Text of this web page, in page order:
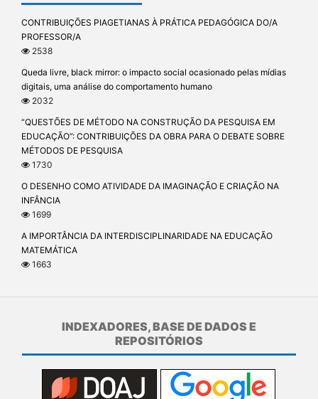
CONTRIBUIÇÕES PIAGETIANAS À PRÁTICA PEDAGÓGICA DO/A
PROFESSOR/A
2538
Queda livre, black mirror: o impacto social ocasionado pelas mídias
digitais, uma análise do comportamento humano
2032
“QUESTÕES DE MÉTODO NA CONSTRUÇÃO DA PESQUISA EM
EDUCAÇÃO”: CONTRIBUIÇÕES DA OBRA PARA O DEBATE SOBRE
MÉTODOS DE PESQUISA
1730
O DESENHO COMO ATIVIDADE DA IMAGINAÇÃO E CRIAÇÃO NA
INFÂNCIA
1699
A IMPORTÂNCIA DA INTERDISCIPLINARIDADE NA EDUCAÇÃO
MATEMÁTICA
1663
INDEXADORES, BASE DE DADOS E
REPOSITÓRIOS